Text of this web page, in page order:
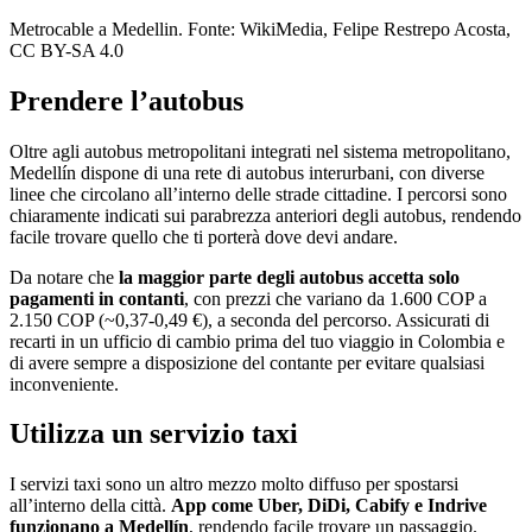
Metrocable a Medellin. Fonte: WikiMedia, Felipe Restrepo Acosta,
CC BY-SA 4.0
Prendere l’autobus
Oltre agli autobus metropolitani integrati nel sistema metropolitano,
Medellín dispone di una rete di autobus interurbani, con diverse
linee che circolano all’interno delle strade cittadine. I percorsi sono
chiaramente indicati sui parabrezza anteriori degli autobus, rendendo
facile trovare quello che ti porterà dove devi andare.
Da notare che la maggior parte degli autobus accetta solo
pagamenti in contanti, con prezzi che variano da 1.600 COP a
2.150 COP (~0,37-0,49 €), a seconda del percorso. Assicurati di
recarti in un ufficio di cambio prima del tuo viaggio in Colombia e
di avere sempre a disposizione del contante per evitare qualsiasi
inconveniente.
Utilizza un servizio taxi
I servizi taxi sono un altro mezzo molto diffuso per spostarsi
all’interno della città. App come Uber, DiDi, Cabify e Indrive
funzionano a Medellín, rendendo facile trovare un passaggio.